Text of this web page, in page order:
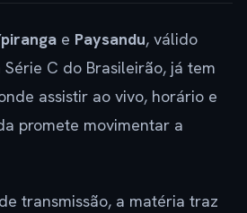
e Paysandu, válido
C do Brasileirão, já tem
assistir ao vivo, horário e
promete movimentar a
transmissão, a matéria traz